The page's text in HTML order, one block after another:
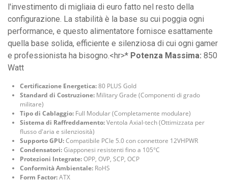
l'investimento di migliaia di euro fatto nel resto della
configurazione. La stabilità è la base su cui poggia ogni
performance, e questo alimentatore fornisce esattamente
quella base solida, efficiente e silenziosa di cui ogni gamer
e professionista ha bisogno.<hr>* Potenza Massima: 850
Watt
Certificazione Energetica:80 PLUS Gold
Standard di Costruzione: Military Grade (Componenti di grado
militare)
Tipo di Cablaggio: Full Modular (Completamente modulare)
Sistema di Raffreddamento:Ventola Axial-tech (Ottimizzata per
flusso d'aria e silenziosità)
Supporto GPU:Compatibile PCIe 5.0 con connettore 12VHPWR
Condensatori:Giapponesi resistenti fino a 105°C
Protezioni Integrate:OPP, OVP, SCP, OCP
Conformità Ambientale: RoHS
Form Factor:ATX